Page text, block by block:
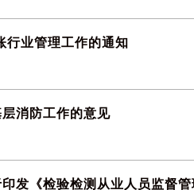
行业管理工作的通知
消防工作的意见
发《检验检测从业人员监督